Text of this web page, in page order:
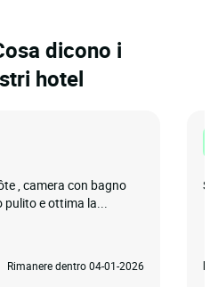
dicono i
hotel
, camera con bagno
e ottima la...
Rimanere dentro 04-01-2026